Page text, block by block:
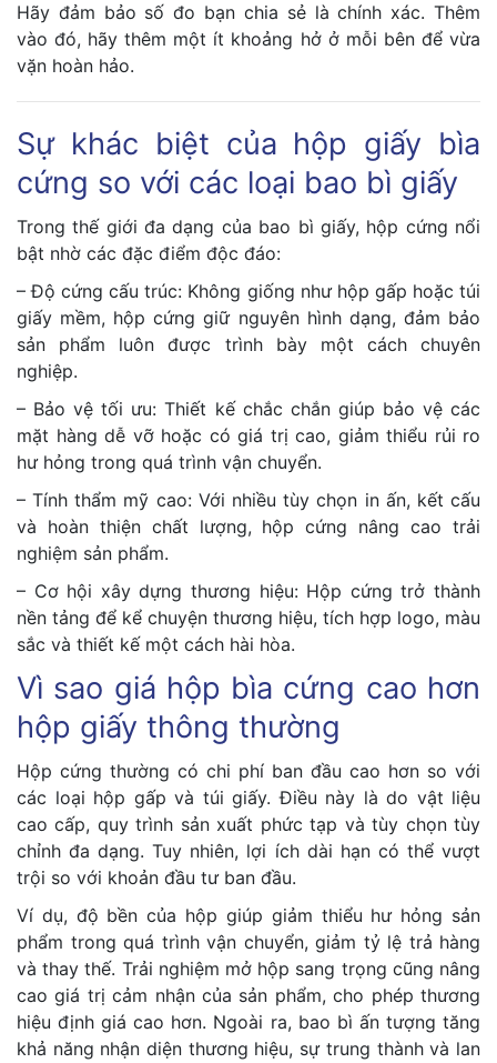
Hãy đảm bảo số đo bạn chia sẻ là chính xác. Thêm
vào đó, hãy thêm một ít khoảng hở ở mỗi bên để vừa
vặn hoàn hảo.
Sự khác biệt của hộp giấy bìa
cứng so với các loại bao bì giấy
Trong thế giới đa dạng của bao bì giấy, hộp cứng nổi
bật nhờ các đặc điểm độc đáo:
– Độ cứng cấu trúc: Không giống như hộp gấp hoặc túi
giấy mềm, hộp cứng giữ nguyên hình dạng, đảm bảo
sản phẩm luôn được trình bày một cách chuyên
nghiệp.
– Bảo vệ tối ưu: Thiết kế chắc chắn giúp bảo vệ các
mặt hàng dễ vỡ hoặc có giá trị cao, giảm thiểu rủi ro
hư hỏng trong quá trình vận chuyển.
– Tính thẩm mỹ cao: Với nhiều tùy chọn in ấn, kết cấu
và hoàn thiện chất lượng, hộp cứng nâng cao trải
nghiệm sản phẩm.
– Cơ hội xây dựng thương hiệu: Hộp cứng trở thành
nền tảng để kể chuyện thương hiệu, tích hợp logo, màu
sắc và thiết kế một cách hài hòa.
Vì sao giá hộp bìa cứng cao hơn
hộp giấy thông thường
Hộp cứng thường có chi phí ban đầu cao hơn so với
các loại hộp gấp và túi giấy. Điều này là do vật liệu
cao cấp, quy trình sản xuất phức tạp và tùy chọn tùy
chỉnh đa dạng. Tuy nhiên, lợi ích dài hạn có thể vượt
trội so với khoản đầu tư ban đầu.
Ví dụ, độ bền của hộp giúp giảm thiểu hư hỏng sản
phẩm trong quá trình vận chuyển, giảm tỷ lệ trả hàng
và thay thế. Trải nghiệm mở hộp sang trọng cũng nâng
cao giá trị cảm nhận của sản phẩm, cho phép thương
hiệu định giá cao hơn. Ngoài ra, bao bì ấn tượng tăng
khả năng nhận diện thương hiệu, sự trung thành và lan